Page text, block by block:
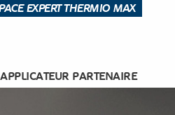
EXPERT THERMIO MAX
PARTENAIRE